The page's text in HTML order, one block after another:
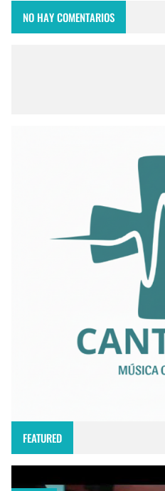
NO HAY COMENTARIOS
FEATURED